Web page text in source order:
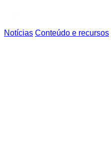
Notícias Conteúdo e recursos